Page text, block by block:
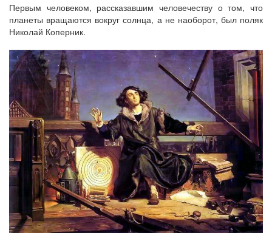
Первым человеком, рассказавшим человечеству о том, что
планеты вращаются вокруг солнца, а не наоборот, был поляк
Николай Коперник.